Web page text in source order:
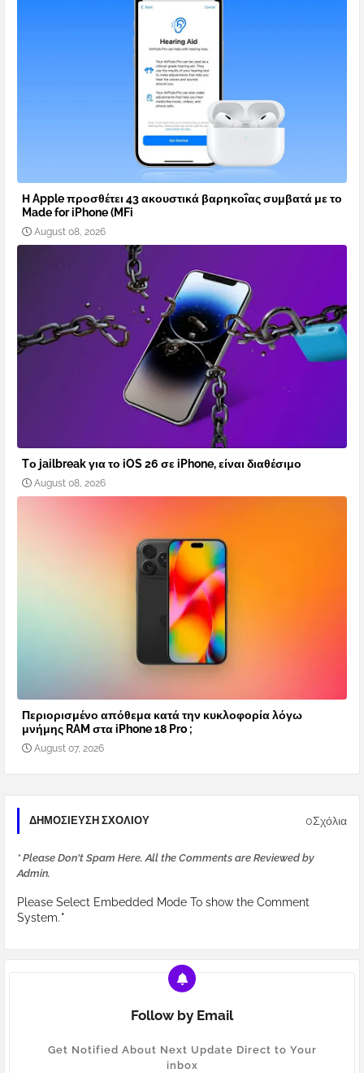
Η Apple προσθέτει 43 ακουστικά βαρηκοΐας συμβατά με το
Made for iPhone (MFi
August 08, 2026
Tο jailbreak για το iOS 26 σε iPhone, είναι διαθέσιμο
August 08, 2026
Περιορισμένο απόθεμα κατά την κυκλοφορία λόγω
μνήμης RAM στα iPhone 18 Pro ;
August 07, 2026
ΔΗΜΟΣΊΕΥΣΗ ΣΧΟΛΊΟΥ 0Σχόλια
* Please Don't Spam Here. All the Comments are Reviewed by
Admin.
Please Select Embedded Mode To show the Comment
System.*
Follow by Email
Get Notified About Next Update Direct to Your
inbox